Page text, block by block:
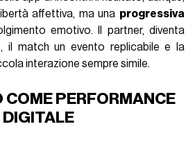
affettiva, ma una progressiva
emotivo. Il partner, diventa
il match un evento replicabile e la
interazione sempre simile.
COME PERFORMANCE
DIGITALE